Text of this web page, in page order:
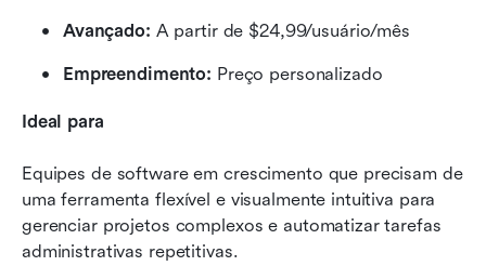
Avançado: A partir de $24,99/usuário/mês
Empreendimento: Preço personalizado
Ideal para
Equipes de software em crescimento que precisam de
uma ferramenta flexível e visualmente intuitiva para
gerenciar projetos complexos e automatizar tarefas
administrativas repetitivas.